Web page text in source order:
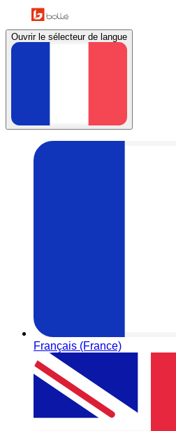
Ouvrir le sélecteur de langue
Français (France)